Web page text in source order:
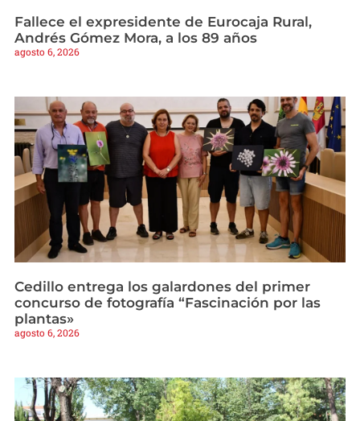
Fallece el expresidente de Eurocaja Rural,
Andrés Gómez Mora, a los 89 años
agosto 6, 2026
Cedillo entrega los galardones del primer
concurso de fotografía “Fascinación por las
plantas»
agosto 6, 2026